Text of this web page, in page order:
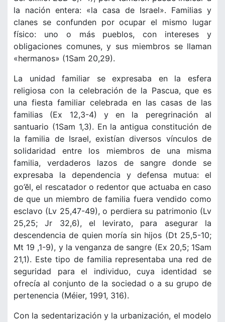
la nación entera: «la casa de Israel». Familias y
clanes se confunden por ocupar el mismo lugar
físico: uno o más pueblos, con intereses y
obligaciones comunes, y sus miembros se llaman
«hermanos» (1Sam 20,29).
La unidad familiar se expresaba en la esfera
religiosa con la celebración de la Pascua, que es
una fiesta familiar celebrada en las casas de las
familias (Ex 12,3-4) y en la peregrinación al
santuario (1Sam 1,3). En la antigua constitución de
la familia de Israel, existían diversos vínculos de
solidaridad entre los miembros de una misma
familia, verdaderos lazos de sangre donde se
expresaba la dependencia y defensa mutua: el
go’ĕl, el rescatador o redentor que actuaba en caso
de que un miembro de familia fuera vendido como
esclavo (Lv 25,47-49), o perdiera su patrimonio (Lv
25,25; Jr 32,6), el levirato, para asegurar la
descendencia de quien moría sin hijos (Dt 25,5-10;
Mt 19 ,1-9), y la venganza de sangre (Ex 20,5; 1Sam
21,1). Este tipo de familia representaba una red de
seguridad para el individuo, cuya identidad se
ofrecía al conjunto de la sociedad o a su grupo de
pertenencia (Méier, 1991, 316).
Con la sedentarización y la urbanización, el modelo